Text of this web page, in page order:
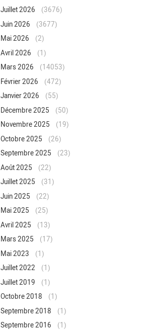
Juillet 2026
(3676)
Juin 2026
(3677)
Mai 2026
(2)
Avril 2026
(1)
Mars 2026
(14053)
Février 2026
(472)
Janvier 2026
(55)
Décembre 2025
(50)
Novembre 2025
(19)
Octobre 2025
(26)
Septembre 2025
(23)
Août 2025
(22)
Juillet 2025
(31)
Juin 2025
(22)
Mai 2025
(25)
Avril 2025
(13)
Mars 2025
(17)
Mai 2023
(1)
Juillet 2022
(1)
Juillet 2019
(1)
Octobre 2018
(1)
Septembre 2018
(1)
Septembre 2016
(1)